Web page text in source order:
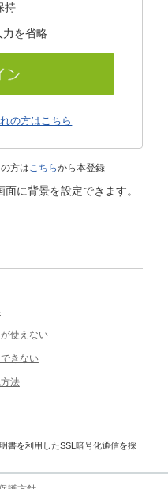
持
力を省略
の方はこちら
方はこちらから本登録
に背景を設定できます。
使えない
きない
法
書を利用したSSL暗号化通信を採